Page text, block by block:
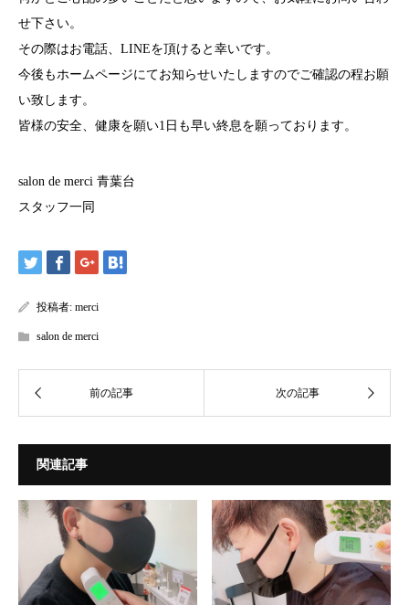
せ下さい。
その際はお電話、LINEを頂けると幸いです。
今後もホームページにてお知らせいたしますのでご確認の程お願
い致します。
皆様の安全、健康を願い1日も早い終息を願っております。
salon de merci 青葉台
スタッフ一同
投稿者: merci
salon de merci
関連記事